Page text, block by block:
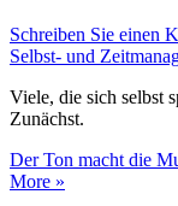
Schreiben Sie einen
Selbst- und
Viele, die sich selbst
Zunächst.
Der Ton macht die
More »